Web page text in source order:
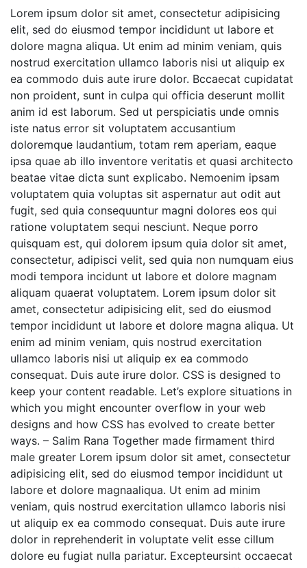
Lorem ipsum dolor sit amet, consectetur adipisicing
elit, sed do eiusmod tempor incididunt ut labore et
dolore magna aliqua. Ut enim ad minim veniam, quis
nostrud exercitation ullamco laboris nisi ut aliquip ex
ea commodo duis aute irure dolor. Bccaecat cupidatat
non proident, sunt in culpa qui officia deserunt mollit
anim id est laborum. Sed ut perspiciatis unde omnis
iste natus error sit voluptatem accusantium
doloremque laudantium, totam rem aperiam, eaque
ipsa quae ab illo inventore veritatis et quasi architecto
beatae vitae dicta sunt explicabo. Nemoenim ipsam
voluptatem quia voluptas sit aspernatur aut odit aut
fugit, sed quia consequuntur magni dolores eos qui
ratione voluptatem sequi nesciunt. Neque porro
quisquam est, qui dolorem ipsum quia dolor sit amet,
consectetur, adipisci velit, sed quia non numquam eius
modi tempora incidunt ut labore et dolore magnam
aliquam quaerat voluptatem. Lorem ipsum dolor sit
amet, consectetur adipisicing elit, sed do eiusmod
tempor incididunt ut labore et dolore magna aliqua. Ut
enim ad minim veniam, quis nostrud exercitation
ullamco laboris nisi ut aliquip ex ea commodo
consequat. Duis aute irure dolor. CSS is designed to
keep your content readable. Let’s explore situations in
which you might encounter overflow in your web
designs and how CSS has evolved to create better
ways. – Salim Rana Together made firmament third
male greater Lorem ipsum dolor sit amet, consectetur
adipisicing elit, sed do eiusmod tempor incididunt ut
labore et dolore magnaaliqua. Ut enim ad minim
veniam, quis nostrud exercitation ullamco laboris nisi
ut aliquip ex ea commodo consequat. Duis aute irure
dolor in reprehenderit in voluptate velit esse cillum
dolore eu fugiat nulla pariatur. Excepteursint occaecat